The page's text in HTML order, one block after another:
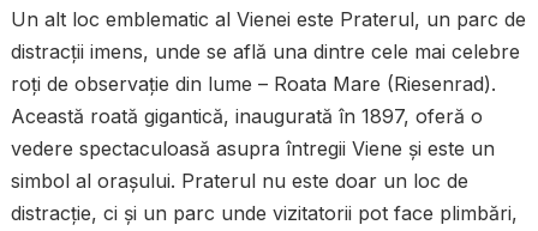
Un alt loc emblematic al Vienei este Praterul, un parc de
distracții imens, unde se află una dintre cele mai celebre
roți de observație din lume – Roata Mare (Riesenrad).
Această roată gigantică, inaugurată în 1897, oferă o
vedere spectaculoasă asupra întregii Viene și este un
simbol al orașului. Praterul nu este doar un loc de
distracție, ci și un parc unde vizitatorii pot face plimbări,